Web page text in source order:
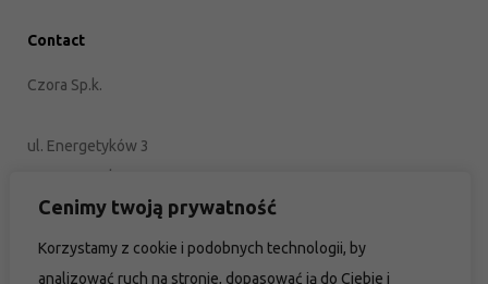
Cenimy twoją prywatność
Korzystamy z cookie i podobnych technologii, by
analizować ruch na stronie, dopasować ją do Ciebie i
Contact
Czora Sp.k.
ul. Energetyków 3
45-920 Opole
POLAND
+48 77 402 35 76